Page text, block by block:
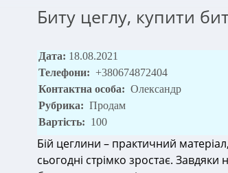
Биту цеглу, купити
Дата: 18.08.2021
Телефони: +380674872404
Контактна особа: Олександр
Рубрика: Продам
Вартість: 100
Бій цеглини – практичний
сьогодні стрімко зростає. Завдяки